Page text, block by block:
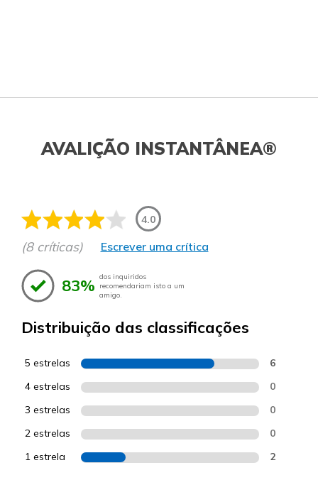
AVALIÇÃO INSTANTÂNEA®
4.0
(8 críticas) Escrever uma crítica
83% dos inquiridos
recomendariam isto a um
amigo.
Distribuição das classificações
5 estrelas 6
4 estrelas 0
3 estrelas 0
2 estrelas 0
1 estrela 2